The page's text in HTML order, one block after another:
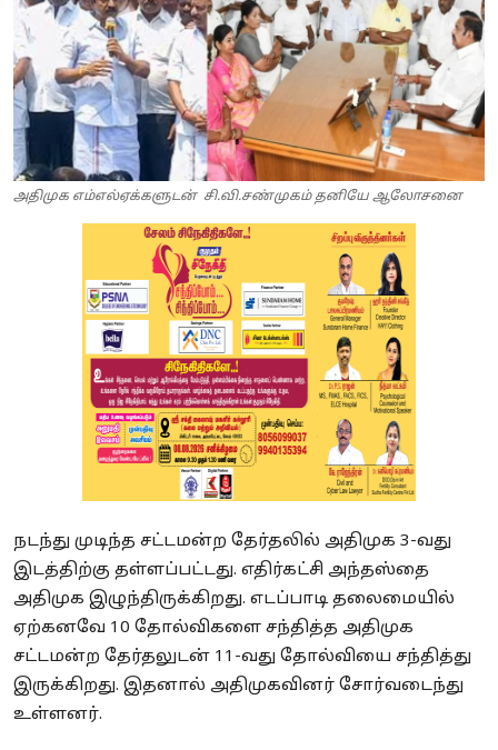
அதிமுக எம்எல்ஏக்களுடன் சி.வி.சண்முகம் தனியே ஆலோசனை
நடந்து முடிந்த சட்டமன்ற தேர்தலில் அதிமுக 3-வது
இடத்திற்கு தள்ளப்பட்டது. எதிர்கட்சி அந்தஸ்தை
அதிமுக இழுந்திருக்கிறது. எடப்பாடி தலைமையில்
ஏற்கனவே 10 தோல்விகளை சந்தித்த அதிமுக
சட்டமன்ற தேர்தலுடன் 11-வது தோல்வியை சந்தித்து
இருக்கிறது. இதனால் அதிமுகவினர் சோர்வடைந்து
உள்ளனர்.